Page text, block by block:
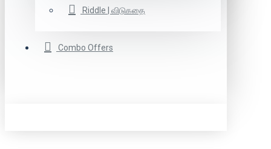
Riddle | விடுகதை
Combo Offers